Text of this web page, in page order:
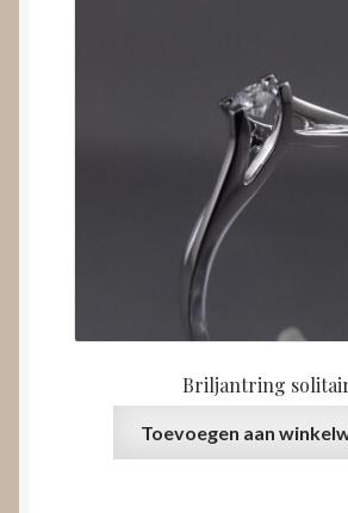
Briljantring
Toevoegen aan